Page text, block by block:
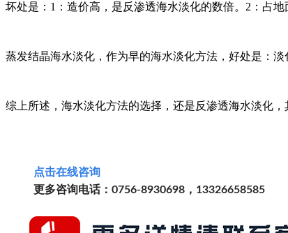
坏处是：1：造价高，是反渗透海水淡化的数倍。2：占
蒸发结晶海水淡化，作为早的海水淡化方法，好处是：
综上所述，海水淡化方法的选择，还是反渗透海水淡化
点击在线咨询
更多咨询电话：0756-8930698，13326658585